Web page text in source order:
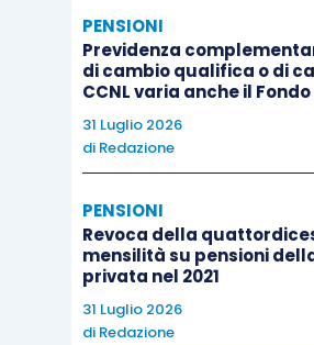
PENSIONI
Previdenza
di cambio qualifica o di
CCNL varia anche il Fondo
31 Luglio 2026
di Redazione
PENSIONI
Revoca della
mensilità su pensioni
privata nel 2021
31 Luglio 2026
di Redazione